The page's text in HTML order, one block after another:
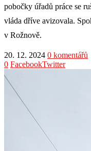
pobočky úřadů práce se
vláda dříve avizovala.
v Rožnově.
20. 12. 2024 0 komentářů
0 FacebookTwitter